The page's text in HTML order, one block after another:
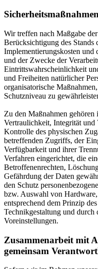
Wir treffen nach Maßgabe
Berücksichtigung des Stands
Implementierungskosten und
und der Zwecke der
Eintrittswahrscheinlichkeit
und Freiheiten natürlicher
organisatorische
Schutzniveau zu
Zu den Maßnahmen gehören
Vertraulichkeit, Integrität
Kontrolle des physischen
betreffenden Zugriffs, der
Verfügbarkeit und ihrer
Verfahren eingerichtet, die
Betroffenenrechten,
Gefährdung der Daten
den Schutz
bzw. Auswahl von
entsprechend dem Prinzip
Technikgestaltung und durch
Voreinstellungen.
Zusammenarbeit mit
gemeinsam